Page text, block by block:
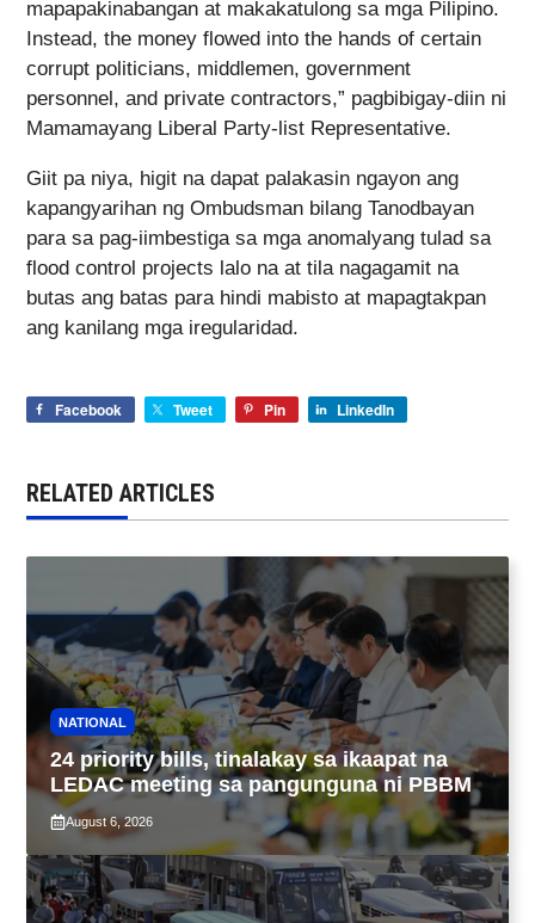
mapapakinabangan at makakatulong sa mga Pilipino.
Instead, the money flowed into the hands of certain
corrupt politicians, middlemen, government
personnel, and private contractors,” pagbibigay-diin ni
Mamamayang Liberal Party-list Representative.
Giit pa niya, higit na dapat palakasin ngayon ang
kapangyarihan ng Ombudsman bilang Tanodbayan
para sa pag-iimbestiga sa mga anomalyang tulad sa
flood control projects lalo na at tila nagagamit na
butas ang batas para hindi mabisto at mapagtakpan
ang kanilang mga iregularidad.
Facebook Tweet Pin LinkedIn
RELATED ARTICLES
NATIONAL
24 priority bills, tinalakay sa ikaapat na
LEDAC meeting sa pangunguna ni PBBM
August 6, 2026